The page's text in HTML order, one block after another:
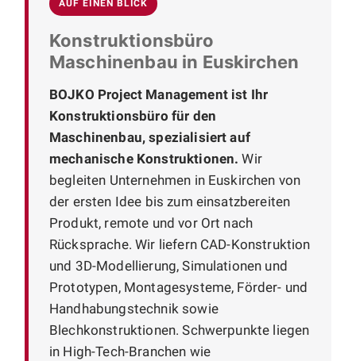
AUF EINEN BLICK
Konstruktionsbüro
Maschinenbau in Euskirchen
BOJKO Project Management ist Ihr
Konstruktionsbüro für den
Maschinenbau, spezialisiert auf
mechanische Konstruktionen. Wir
begleiten Unternehmen in Euskirchen von
der ersten Idee bis zum einsatzbereiten
Produkt, remote und vor Ort nach
Rücksprache. Wir liefern CAD-Konstruktion
und 3D-Modellierung, Simulationen und
Prototypen, Montagesysteme, Förder- und
Handhabungstechnik sowie
Blechkonstruktionen. Schwerpunkte liegen
in High-Tech-Branchen wie